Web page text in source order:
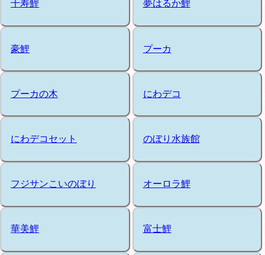
千寿鯉 夢はるか鯉
豪鯉 プーカ
プーカの木 にわデコ
にわデコセット のぼり水族館
フジサンこいのぼり オーロラ鯉
華美鯉 富士鯉